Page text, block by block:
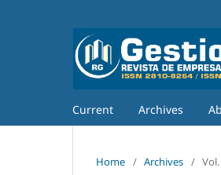
Current Archives
Home / Archives /